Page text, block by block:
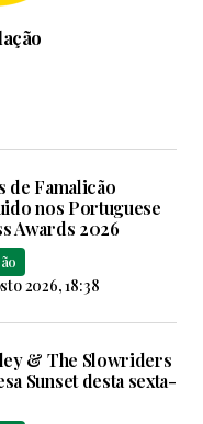
de Famalicão
nos Portuguese
Awards 2026
2026, 18:38
& The Slowriders
Sunset desta sexta-